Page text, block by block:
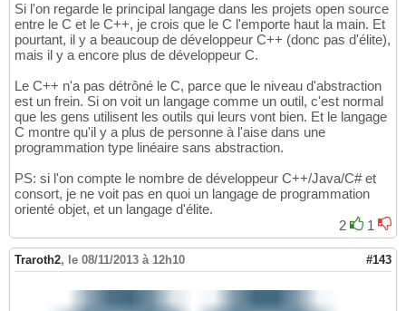
Si l'on regarde le principal langage dans les projets open source
entre le C et le C++, je crois que le C l'emporte haut la main. Et
pourtant, il y a beaucoup de développeur C++ (donc pas d'élite),
mais il y a encore plus de développeur C.
Le C++ n'a pas détrôné le C, parce que le niveau d'abstraction
est un frein. Si on voit un langage comme un outil, c'est normal
que les gens utilisent les outils qui leurs vont bien. Et le langage
C montre qu'il y a plus de personne à l'aise dans une
programmation type linéaire sans abstraction.
PS: si l'on compte le nombre de développeur C++/Java/C# et
consort, je ne voit pas en quoi un langage de programmation
orienté objet, et un langage d'élite.
2
1
Traroth2, le 08/11/2013 à 12h10 #143